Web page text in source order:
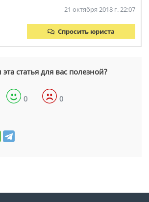
21 октября 2018 г. 22:07
Спросить юриста
статья для вас полезной?
0 0